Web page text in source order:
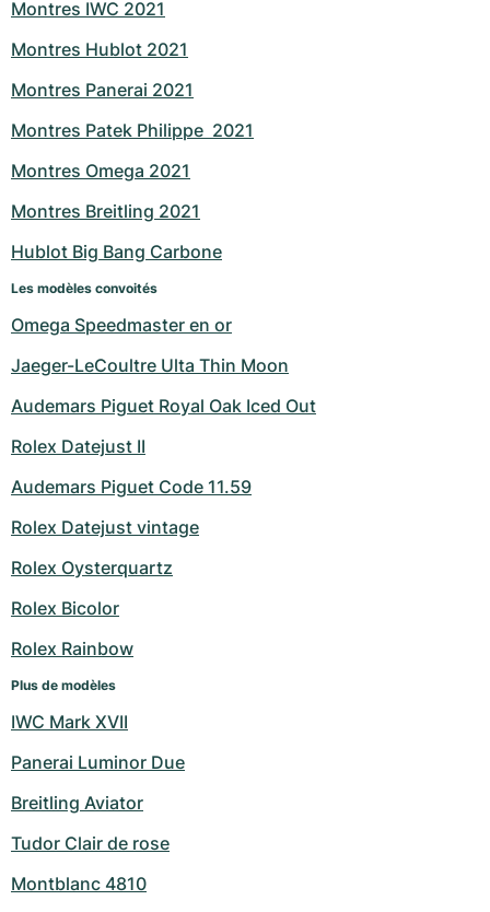
Montres IWC 2021
Montres Hublot 2021
Montres Panerai 2021
Montres Patek Philippe  2021
Montres Omega 2021
Montres Breitling 2021
Hublot Big Bang Carbone
Les modèles convoités
Omega Speedmaster en or
Jaeger-LeCoultre Ulta Thin Moon
Audemars Piguet Royal Oak Iced Out
Rolex Datejust II
Audemars Piguet Code 11.59
Rolex Datejust vintage
Rolex Oysterquartz
Rolex Bicolor
Rolex Rainbow
Plus de modèles
IWC Mark XVII
Panerai Luminor Due
Breitling Aviator
Tudor Clair de rose
Montblanc 4810